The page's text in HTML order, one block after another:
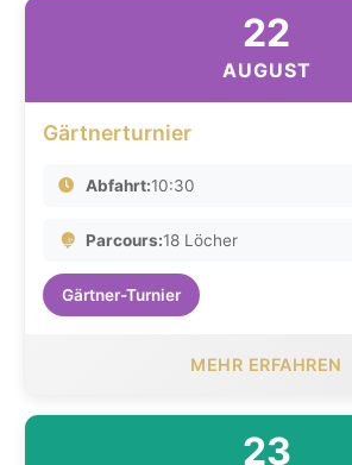
22
AUGUST
Gärtnerturnier
Abfahrt:10:30
Parcours:18 Löcher
Gärtner-Turnier
MEHR ERFAHREN
23